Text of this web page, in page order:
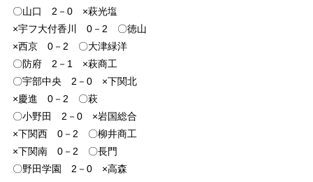
〇山口 2－0 ×萩光塩
×宇フ大付香川 0－2 〇徳山
×西京 0－2 〇大津緑洋
〇防府 2－1 ×萩商工
〇宇部中央 2－0 ×下関北
×慶進 0－2 〇萩
〇小野田 2－0 ×岩国総合
×下関西 0－2 〇柳井商工
×下関南 0－2 〇長門
〇野田学園 2－0 ×高森